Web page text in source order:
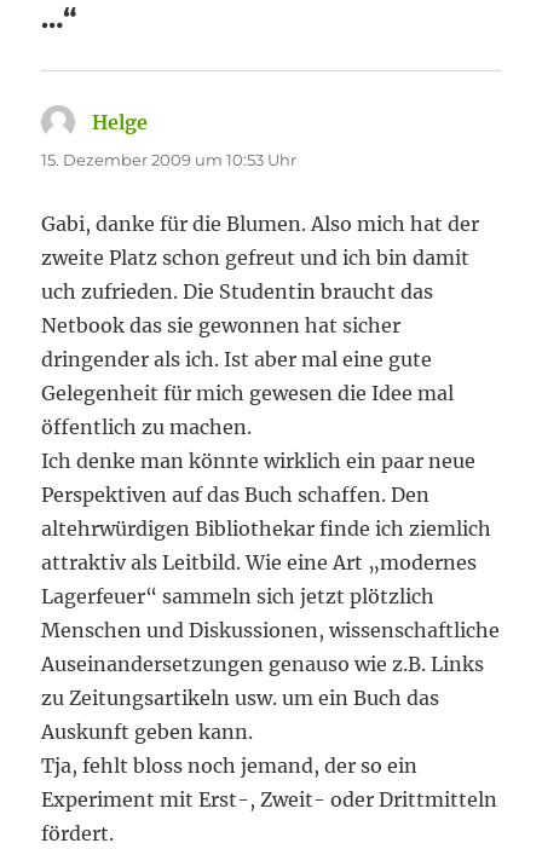
…“
Helge
15. Dezember 2009 um 10:53 Uhr
Gabi, danke für die Blumen. Also mich hat der
zweite Platz schon gefreut und ich bin damit
uch zufrieden. Die Studentin braucht das
Netbook das sie gewonnen hat sicher
dringender als ich. Ist aber mal eine gute
Gelegenheit für mich gewesen die Idee mal
öffentlich zu machen.
Ich denke man könnte wirklich ein paar neue
Perspektiven auf das Buch schaffen. Den
altehrwürdigen Bibliothekar finde ich ziemlich
attraktiv als Leitbild. Wie eine Art „modernes
Lagerfeuer“ sammeln sich jetzt plötzlich
Menschen und Diskussionen, wissenschaftliche
Auseinandersetzungen genauso wie z.B. Links
zu Zeitungsartikeln usw. um ein Buch das
Auskunft geben kann.
Tja, fehlt bloss noch jemand, der so ein
Experiment mit Erst-, Zweit- oder Drittmitteln
fördert.